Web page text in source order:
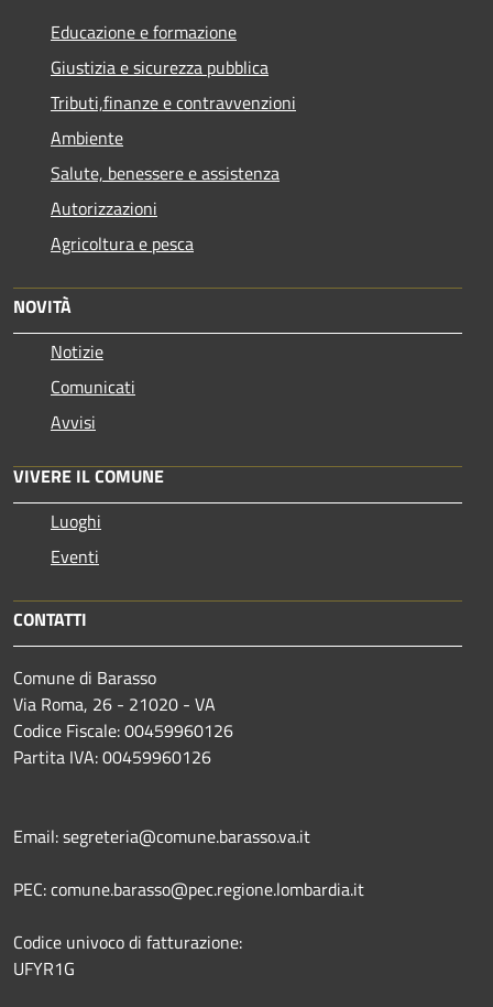
Educazione e formazione
Giustizia e sicurezza pubblica
Tributi,finanze e contravvenzioni
Ambiente
Salute, benessere e assistenza
Autorizzazioni
Agricoltura e pesca
NOVITÀ
Notizie
Comunicati
Avvisi
VIVERE IL COMUNE
Luoghi
Eventi
CONTATTI
Comune di Barasso
Via Roma, 26 - 21020 - VA
Codice Fiscale: 00459960126
Partita IVA: 00459960126
Email: segreteria@comune.barasso.va.it
PEC: comune.barasso@pec.regione.lombardia.it
Codice univoco di fatturazione:
UFYR1G